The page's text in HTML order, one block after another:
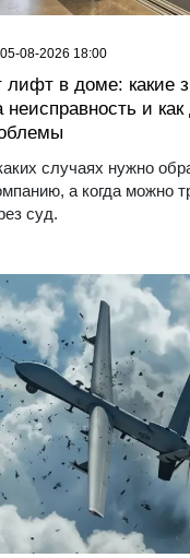
в доме: какие
неисправность и
случаях нужно
а когда можно
суд.
05-08-2026 18:00